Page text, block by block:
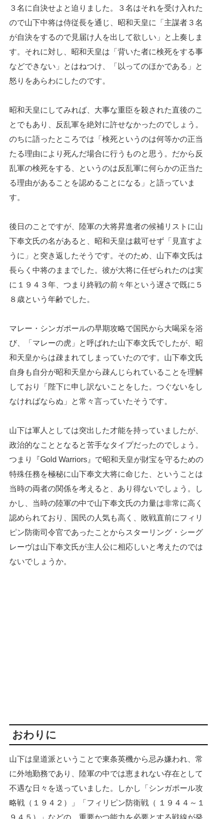
３名に自決せよと迫りました。３名はそれを受け入れた
ので山下中将は侍従長を通じ、昭和天皇に「主謀者３名
が自決をするので見届け人を出して欲しい」と上奏しま
す。それに対し、昭和天皇は「背いた者に検死をする事
などできない」とはねつけ、「以ってのほかである」と
怒りをあらわにしたのです。
昭和天皇にしてみれば、大事な重臣を殺された直後のこ
とでもあり、反乱軍を絶対に許せなかったのでしょう。
のちに語ったところでは「検死というのは何等かの正当
たる理由により死んだ場合に行うものと思う。だから反
乱軍の検死をする、というのは反乱軍に何らかの正当た
る理由があることを認めることになる」と語っていま
す。
後日のことですが、陸軍の大将昇進者の候補リストに山
下奉文氏の名があると、昭和天皇は裁可せず「見直すよ
うに」と突き返したそうです。そのため、山下奉文氏は
長らく中将のままでした。彼が大将に任ぜられたのは実
に１９４３年、つまり終戦の前々年という遅さで既に５
８歳という年齢でした。
マレー・シンガポールの早期攻略で国民から大喝采を浴
び、「マレーの虎」と呼ばれた山下奉文氏でしたが、昭
和天皇からは疎まれてしまっていたのです。山下奉文氏
自身も自分が昭和天皇から疎んじられていることを理解
しており「陛下に申し訳ないことをした。つぐないをし
なければならぬ」と常々言っていたそうです。
山下は軍人としては突出した才能を持っていましたが、
政治的なこととなると苦手なタイプだったのでしょう。
つまり『Gold Warriors』で昭和天皇が財宝を守るための
特殊任務を極秘に山下奉文大将に命じた、ということは
当時の両者の関係を考えると、あり得ないでしょう。し
かし、当時の陸軍の中で山下奉文氏の力量は非常に高く
認められており、国民の人気も高く、敗戦直前にフィリ
ピン防衛司令官であったことからスターリング・シーグ
レーヴは山下奉文氏が主人公に相応しいと考えたのでは
ないでしょうか。
おわりに
山下は皇道派ということで東条英機から忌み嫌われ、常
に外地勤務であり、陸軍の中では恵まれない存在として
不遇な日々を送っていました。しかし「シンガポール攻
略戦（１９４２）」「フィリピン防衛戦（ １９４４～１